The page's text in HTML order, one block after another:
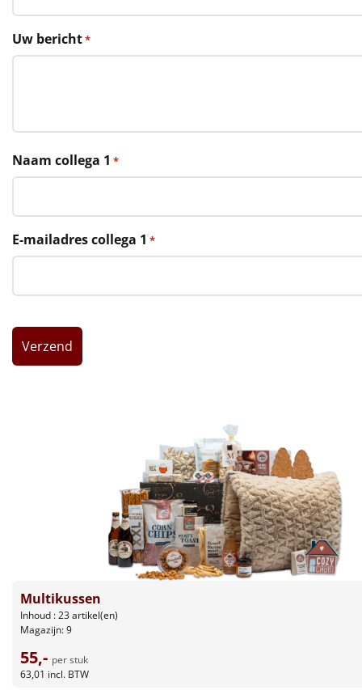
€100 en hoger
Alle kerstpakketten 2026
Rituals
Mannen
Leuke
Tas
Wake up light
Uw bericht*
Naam collega 1 *
E-mailadres collega 1 *
Multikussen
Inhoud : 23 artikel(en)
Magazijn: 9
55,- per stuk
63,01 incl. BTW